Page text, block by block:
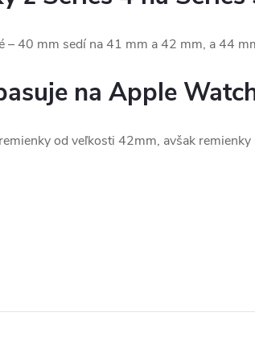
– 40 mm sedí na 41 mm a 42 mm, a 44
na Apple
od veľkosti 42mm, avšak